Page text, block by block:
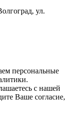
ул.
персональные
с нашей
Ваше согласие,